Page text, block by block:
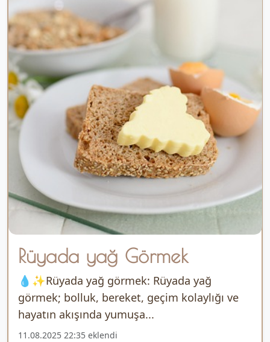
Rüyada yağ Görmek
💧✨Rüyada yağ görmek: Rüyada yağ
görmek; bolluk, bereket, geçim kolaylığı ve
hayatın akışında yumuşa...
11.08.2025 22:35 eklendi